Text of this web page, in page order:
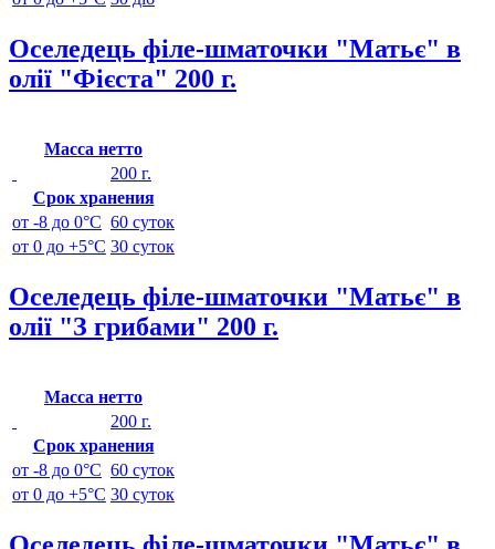
Оселедець філе-шматочки "Матьє" в
олії "Фієста" 200 г.
Масса нетто
200 г.
Срок хранения
от -8 до 0°C 60 суток
от 0 до +5°C 30 суток
Оселедець філе-шматочки "Матьє" в
олії "З грибами" 200 г.
Масса нетто
200 г.
Срок хранения
от -8 до 0°C 60 суток
от 0 до +5°C 30 суток